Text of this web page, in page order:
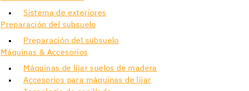
Sistema de exteriores
Preparación del subsuelo
Preparación del subsuelo
Máquinas & Accesorios
Máquinas de lijar suelos de madera
Accesorios para máquinas de lijar